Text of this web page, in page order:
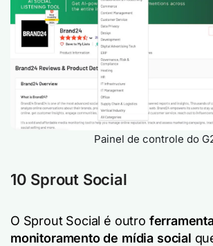
Painel de controle do
10 Sprout Social
O Sprout Social é outro
monitoramento de mídia social